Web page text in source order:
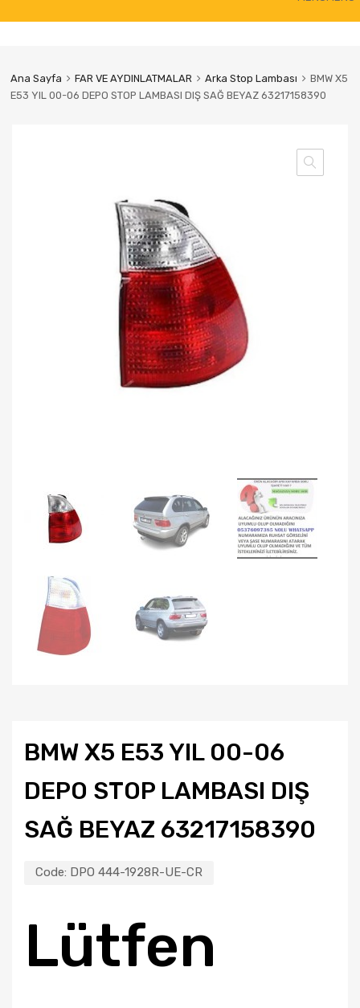
content
Ana Sayfa FAR VE AYDINLATMALAR Arka Stop Lambası
BMW X5
E53 YIL 00-06 DEPO STOP LAMBASI DIŞ SAĞ BEYAZ 63217158390
BMW X5 E53 YIL 00-06
DEPO STOP LAMBASI DIŞ
SAĞ BEYAZ 63217158390
Code: DPO 444-1928R-UE-CR
Lütfen